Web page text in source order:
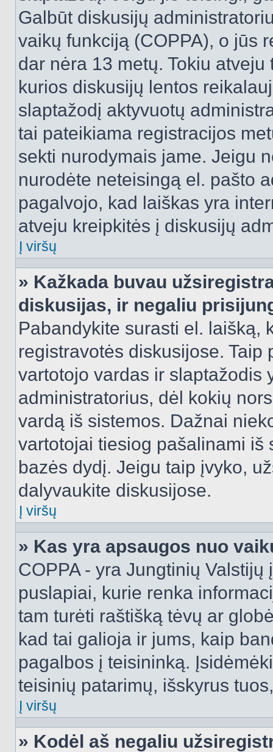
Galbūt diskusijų
vaikų funkciją (COPPA), o jūs
dar nėra 13 metų. Tokiu
kurios diskusijų lentos
slaptažodį aktyvuotų
tai pateikiama registracijos
sekti nurodymais jame. Jeigu
nurodėte neteisingą el. pašto
pagalvojo, kad laiškas yra
atveju kreipkitės į diskusijų
Į viršų
» Kažkada buvau
diskusijas, ir negaliu
Pabandykite surasti el. laišką,
registravotės diskusijose.
vartotojo vardas ir slaptažodis
administratorius, dėl kokių
vardą iš sistemos. Dažnai
vartotojai tiesiog pašalinami iš
bazės dydį. Jeigu taip įvyko,
dalyvaukite diskusijose.
Į viršų
» Kas yra apsaugos nuo
COPPA - yra Jungtinių
puslapiai, kurie renka
tam turėti raštišką tėvų ar
kad tai galioja ir jums, kaip
pagalbos į teisininką.
teisinių patarimų, išskyrus
Į viršų
» Kodėl aš negaliu